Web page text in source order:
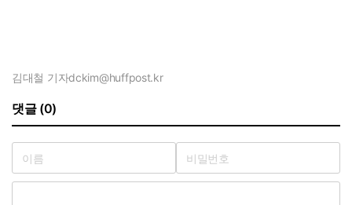
김대철 기자dckim@huffpost.kr
댓글 (0)